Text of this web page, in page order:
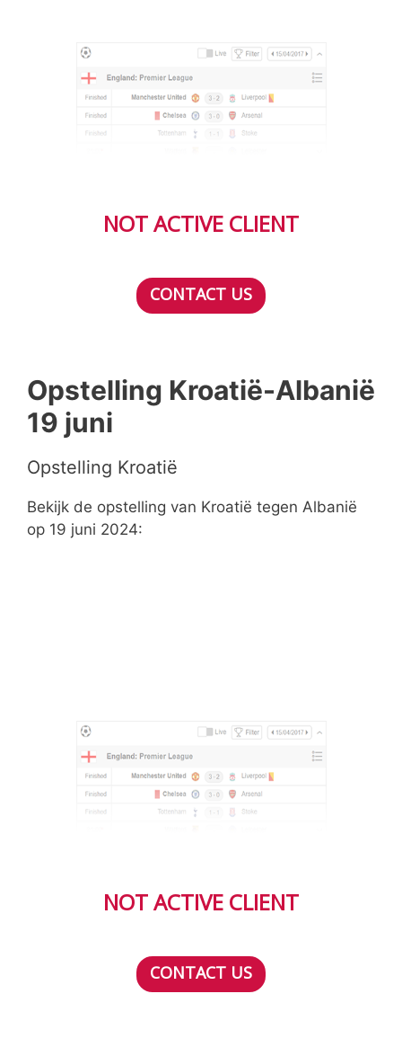
NOT ACTIVE CLIENT
CONTACT US
Opstelling Kroatië-Albanië
19 juni
Opstelling Kroatië
Bekijk de opstelling van Kroatië tegen Albanië
op 19 juni 2024:
NOT ACTIVE CLIENT
CONTACT US